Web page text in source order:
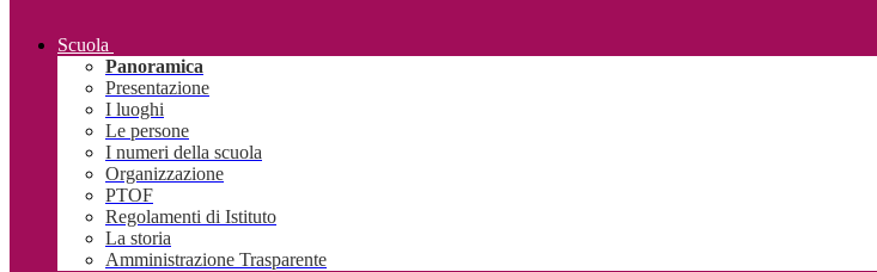
Scuola
Panoramica
Presentazione
I luoghi
Le persone
I numeri della scuola
Organizzazione
PTOF
Regolamenti di Istituto
La storia
Amministrazione Trasparente